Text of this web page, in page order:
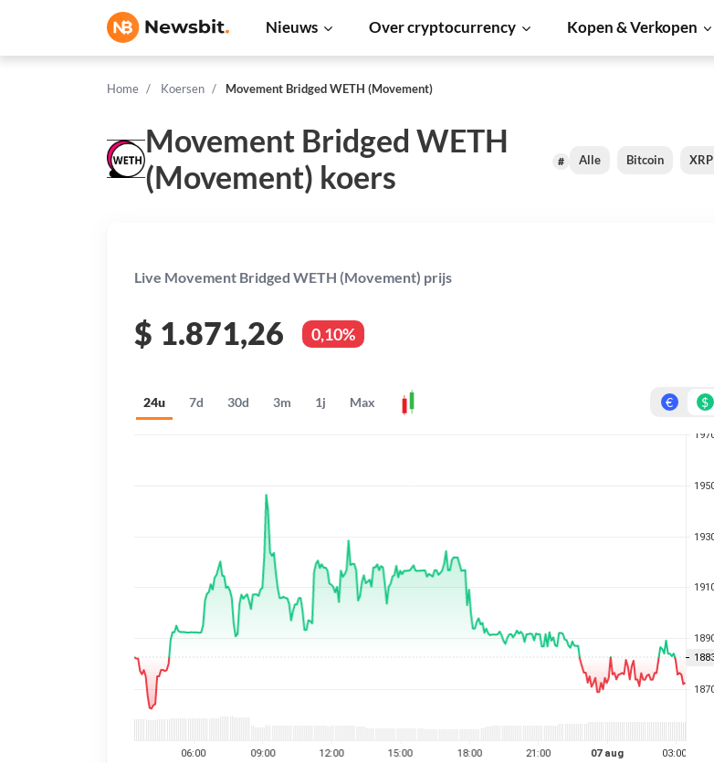
Nieuws Over cryptocurrency Kopen & Verkopen
Home Koersen Movement Bridged WETH (Movement)
Movement Bridged WETH
(Movement) koers
# Alle Bitcoin XRP
Live Movement Bridged WETH (Movement) prijs
$ 1.871,26 0,10%
24u 7d 30d 3m 1j Max € $